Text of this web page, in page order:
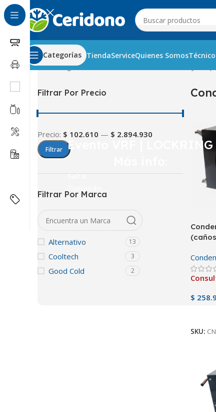
Evento VRF | LOCKRING
Salta
Categorías TiendaServiceQuienes Somos
Inicio Refrigeración Comercial
Filtrar Por Precio
Filtrar
Precio: $ 102.610 — $ 2.894.930
Filtrar Por Marca
Alternativo 13
Cooltech 3
Good Cold 2
$
SKU: